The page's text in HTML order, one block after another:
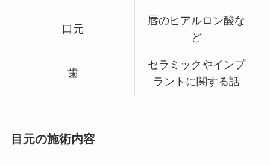
口元
唇のヒアルロン酸な
ど
歯
セラミックやインプ
ラントに関する話
目元の施術内容